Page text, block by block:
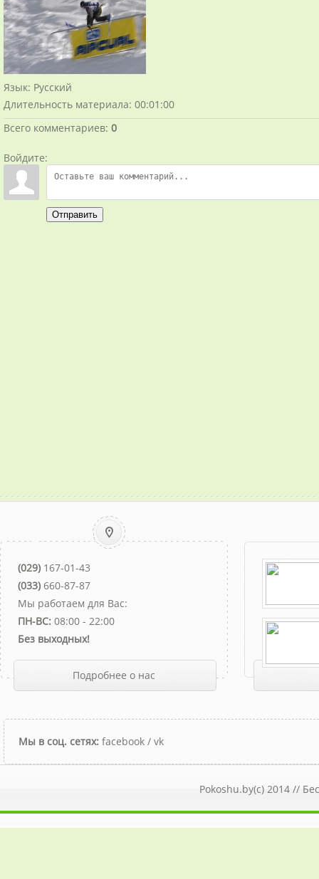
Язык: Русский
Длительность материала: 00:01:00
Всего комментариев: 0
Войдите:
Отправить
(029) 167-01-43
(033) 660-87-87
Мы работаем для Вас:
ПН-ВС: 08:00 - 22:00
Без выходных!
Подробнее о нас
Мы в соц. сетях: facebook / vk
Pokoshu.by(c) 2014 //